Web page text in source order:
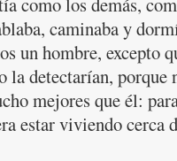
caminaba y
un hombre, excepto
la detectarían, porque
mejores que él:
estar viviendo cerca